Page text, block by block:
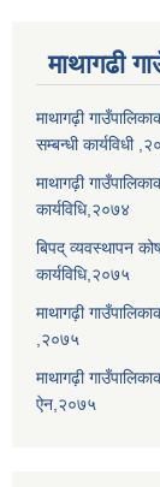
माथागढी
माथागढ़ी
सम्बन्धी कार्यविधी
माथागढ़ी
कार्यविधि,२०७४
बिपद् व्यवस्थापन
कार्यविधि,२०७५
माथागढ़ी
,२०७५
माथागढ़ी
ऐन,२०७५